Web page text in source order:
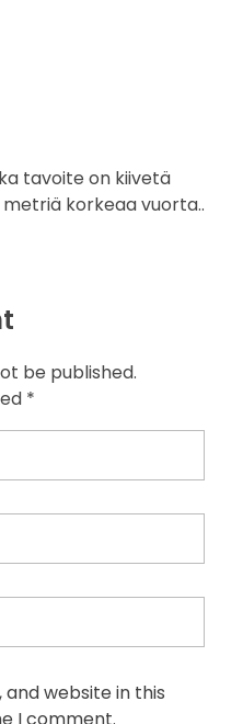
tavoite on kiivetä
korkeaa vuorta..
be published.
*
and website in this
I comment.